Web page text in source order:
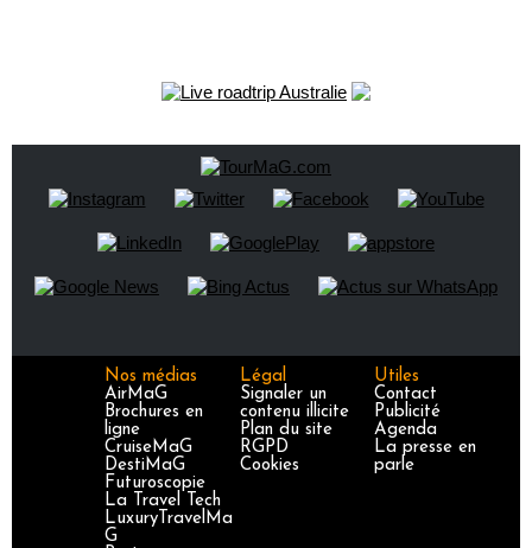
Nos médias
AirMaG
Brochures en
ligne
CruiseMaG
DestiMaG
Futuroscopie
La Travel Tech
LuxuryTravelMa
G
Légal
Signaler un
contenu illicite
Plan du site
RGPD
Cookies
Utiles
Contact
Publicité
Agenda
La presse en
parle